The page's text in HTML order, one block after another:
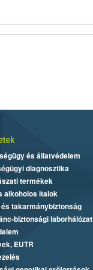
és állatvédelem
diagnosztika
termékek
alkoholos italok
takarmánybiztonság
biztonsági laborhálózat
EUTR